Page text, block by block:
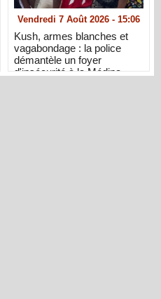
Vendredi 7 Août 2026 - 15:06
Kush, armes blanches et
vagabondage : la police
démantèle un foyer
d'insécurité à la Médina